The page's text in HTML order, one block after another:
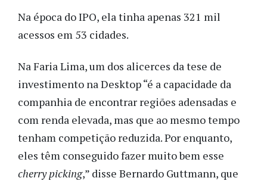
Na época do IPO, ela tinha apenas 321 mil
acessos em 53 cidades.
Na Faria Lima, um dos alicerces da tese de
investimento na Desktop “é a capacidade da
companhia de encontrar regiões adensadas e
com renda elevada, mas que ao mesmo tempo
tenham competição reduzida. Por enquanto,
eles têm conseguido fazer muito bem esse
cherry picking,” disse Bernardo Guttmann, que